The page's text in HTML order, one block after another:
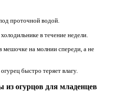
проточной водой.
в течение недели.
мешочке на молнии спереди, а не
быстро теряет влагу.
огурцов для младенцев